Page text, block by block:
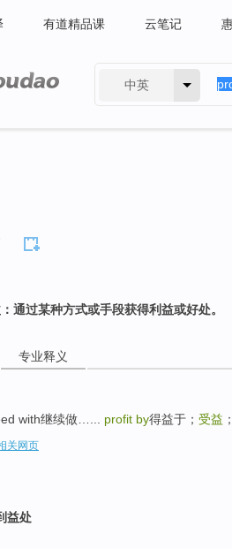
有道精品课 云笔记
中英
通过某种方式或手段获得利益或好处。
专业释义
with继续做…... profit by得益于； 受益
关网页
益处